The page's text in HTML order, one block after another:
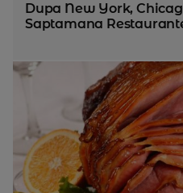
Dupa New York,
Saptamana